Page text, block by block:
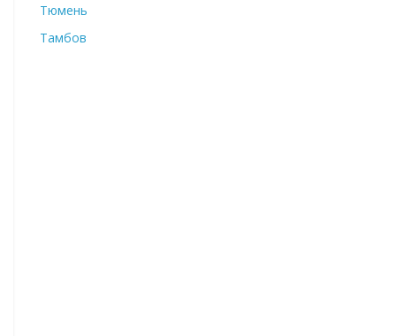
Тюмень
Тамбов